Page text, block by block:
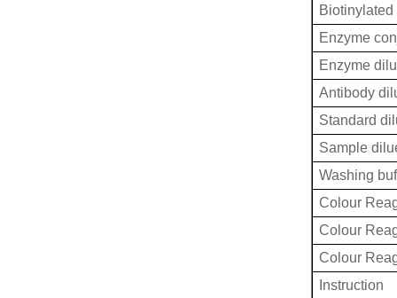
Enzyme
Enzyme
Antibody
Standard
Sample
Washing
Colour
Colour
Colour
Instruction